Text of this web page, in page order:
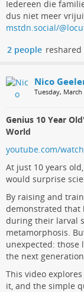
Iedereen die
dus niet meer
mstdn.social/
2 people reshared
Nico
Tuesday,
Genius 10 Year
World
youtube.com/
At just 10 years
would surprise
By raising and
demonstrated that
during their larval
metamorphosis.
unexpected: those
the next generation.
This video
it, and the simple